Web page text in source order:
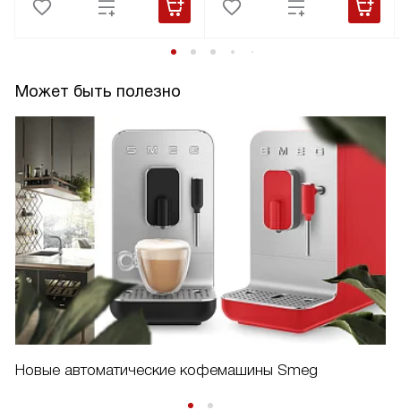
Может быть полезно
Новые автоматические кофемашины Smeg